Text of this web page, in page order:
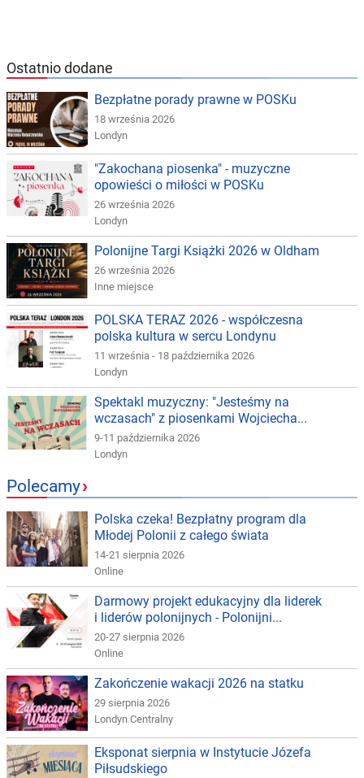
Ostatnio dodane
Bezpłatne porady prawne w POSKu
18 września 2026
Londyn
"Zakochana piosenka" - muzyczne
opowieści o miłości w POSKu
26 września 2026
Londyn
Polonijne Targi Książki 2026 w Oldham
26 września 2026
Inne miejsce
POLSKA TERAZ 2026 - współczesna
polska kultura w sercu Londynu
11 września - 18 października 2026
Londyn
Spektakl muzyczny: "Jesteśmy na
wczasach" z piosenkami Wojciecha...
9-11 października 2026
Londyn
Polecamy›
Polska czeka! Bezpłatny program dla
Młodej Polonii z całego świata
14-21 sierpnia 2026
Online
Darmowy projekt edukacyjny dla liderek
i liderów polonijnych - Polonijni...
20-27 sierpnia 2026
Online
Zakończenie wakacji 2026 na statku
29 sierpnia 2026
Londyn Centralny
Eksponat sierpnia w Instytucie Józefa
Piłsudskiego